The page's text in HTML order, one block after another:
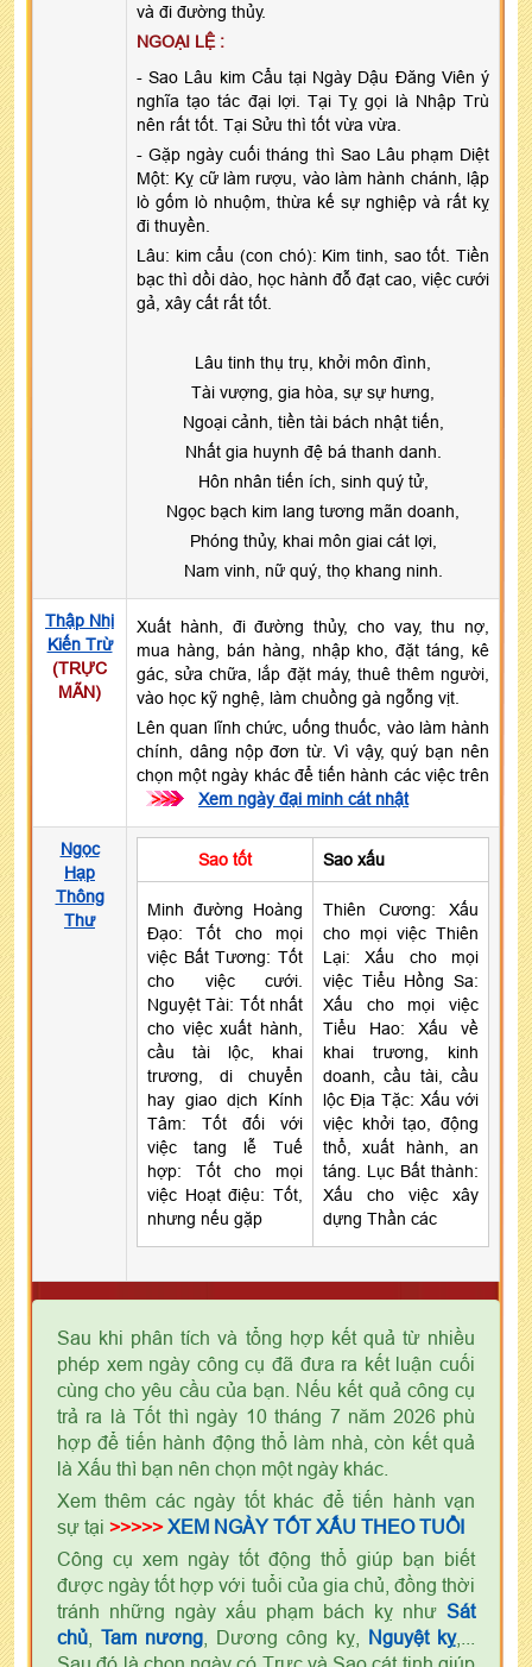
và đi đường thủy.
NGOẠI LỆ :
- Sao Lâu kim Cẩu tại Ngày Dậu Đăng Viên ý
nghĩa tạo tác đại lợi. Tại Tỵ gọi là Nhập Trù
nên rất tốt. Tại Sửu thì tốt vừa vừa.
- Gặp ngày cuối tháng thì Sao Lâu phạm Diệt
Một: Kỵ cữ làm rượu, vào làm hành chánh, lập
lò gốm lò nhuộm, thừa kế sự nghiệp và rất kỵ
đi thuyền.
Lâu: kim cẩu (con chó): Kim tinh, sao tốt. Tiền
bạc thì dồi dào, học hành đỗ đạt cao, việc cưới
gả, xây cất rất tốt.
Lâu tinh thụ trụ, khởi môn đình,
Tài vượng, gia hòa, sự sự hưng,
Ngoại cảnh, tiền tài bách nhật tiến,
Nhất gia huynh đệ bá thanh danh.
Hôn nhân tiến ích, sinh quý tử,
Ngọc bạch kim lang tương mãn doanh,
Phóng thủy, khai môn giai cát lợi,
Nam vinh, nữ quý, thọ khang ninh.
Thập Nhị
Kiến Trừ
(TRỰC
MÃN)
Xuất hành, đi đường thủy, cho vay, thu nợ,
mua hàng, bán hàng, nhập kho, đặt táng, kê
gác, sửa chữa, lắp đặt máy, thuê thêm người,
vào học kỹ nghệ, làm chuồng gà ngỗng vịt.
Lên quan lĩnh chức, uống thuốc, vào làm hành
chính, dâng nộp đơn từ. Vì vậy, quý bạn nên
chọn một ngày khác để tiến hành các việc trên
>>>
Xem ngày đại minh cát nhật
Ngọc
Hạp
Thông
Thư
Sao tốt Sao xấu
Minh đường Hoàng
Đạo: Tốt cho mọi
việc Bất Tương: Tốt
cho việc cưới.
Nguyệt Tài: Tốt nhất
cho việc xuất hành,
cầu tài lộc, khai
trương, di chuyển
hay giao dịch Kính
Tâm: Tốt đối với
việc tang lễ Tuế
hợp: Tốt cho mọi
việc Hoạt điệu: Tốt,
nhưng nếu gặp
Thiên Cương: Xấu
cho mọi việc Thiên
Lại: Xấu cho mọi
việc Tiểu Hồng Sa:
Xấu cho mọi việc
Tiểu Hao: Xấu về
khai trương, kinh
doanh, cầu tài, cầu
lộc Địa Tặc: Xấu với
việc khởi tạo, động
thổ, xuất hành, an
táng. Lục Bất thành:
Xấu cho việc xây
dựng Thần các
Sau khi phân tích và tổng hợp kết quả từ nhiều
phép xem ngày công cụ đã đưa ra kết luận cuối
cùng cho yêu cầu của bạn. Nếu kết quả công cụ
trả ra là Tốt thì ngày 10 tháng 7 năm 2026 phù
hợp để tiến hành động thổ làm nhà, còn kết quả
là Xấu thì bạn nên chọn một ngày khác.
Xem thêm các ngày tốt khác để tiến hành vạn
sự tại >>>>> XEM NGÀY TỐT XẤU THEO TUỔI
Công cụ xem ngày tốt động thổ giúp bạn biết
được ngày tốt hợp với tuổi của gia chủ, đồng thời
tránh những ngày xấu phạm bách kỵ như Sát
chủ
Tam nương , Dương công kỵ, Nguyệt kỵ,...